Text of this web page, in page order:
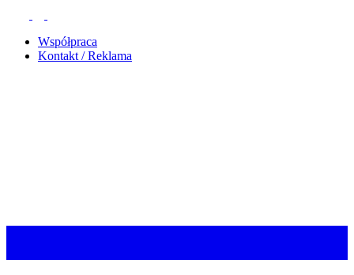
Współpraca
Kontakt / Reklama